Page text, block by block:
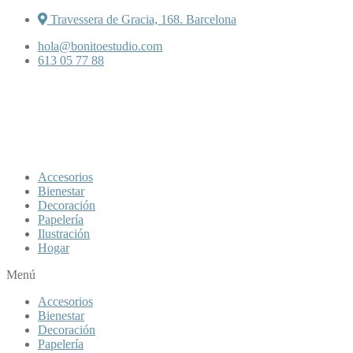
Travessera de Gracia, 168. Barcelona
hola@bonitoestudio.com
613 05 77 88
Accesorios
Bienestar
Decoración
Papelería
Ilustración
Hogar
Menú
Accesorios
Bienestar
Decoración
Papelería